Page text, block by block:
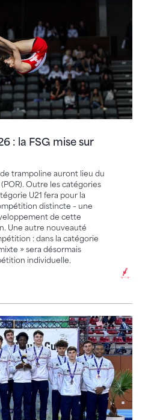
: la FSG mise sur
de trampoline auront lieu du
Outre les catégories
U21 fera pour la
distincte – une
de cette
Une autre nouveauté
: dans la catégorie
» sera désormais
individuelle.
international de